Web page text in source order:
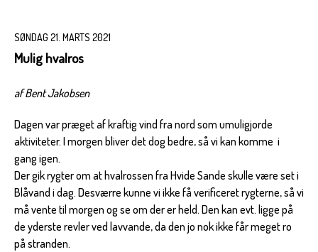
SØNDAG 21. MARTS 2021
Mulig hvalros
af Bent Jakobsen
Dagen var præget af kraftig vind fra nord som umuligjorde
aktiviteter. I morgen bliver det dog bedre, så vi kan komme i
gang igen.
Der gik rygter om at hvalrossen fra Hvide Sande skulle være set i
Blåvand i dag. Desværre kunne vi ikke få verificeret rygterne, så vi
må vente til morgen og se om der er held. Den kan evt. ligge på
de yderste revler ved lavvande, da den jo nok ikke får meget ro
på stranden.